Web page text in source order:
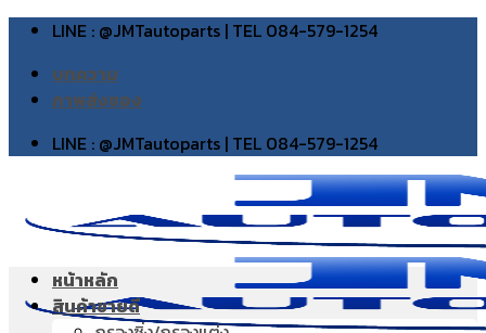
Skip
content
LINE : @JMTautoparts | TEL 084-579-1254
บทความ
ภาพส่งของ
LINE : @JMTautoparts | TEL 084-579-1254
หน้าหลัก
สินค้าขายดี